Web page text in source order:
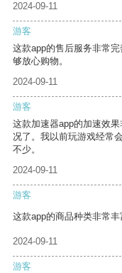
2024-09-11
游客
这款app的售后服务非常
够放心购物。
2024-09-11
游客
这款加速器app的加速效
况了。我以前玩游戏经常
不少。
2024-09-11
游客
这款app的商品种类非常丰
2024-09-11
游客